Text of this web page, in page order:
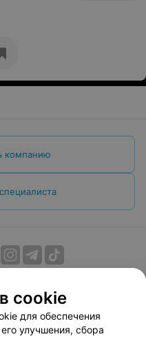
компанию
Способы оплаты
сервиса
cookie
для обеспечения
улучшения, сбора